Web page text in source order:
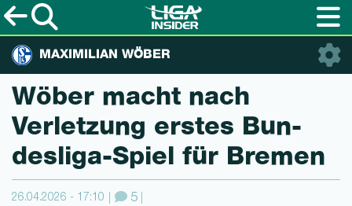
MAXIMILIAN WÖBER
Wöber macht nach
Verletzung erstes Bun­
des­li­ga-Spiel für Bremen
26.04.2026 - 17:10 5